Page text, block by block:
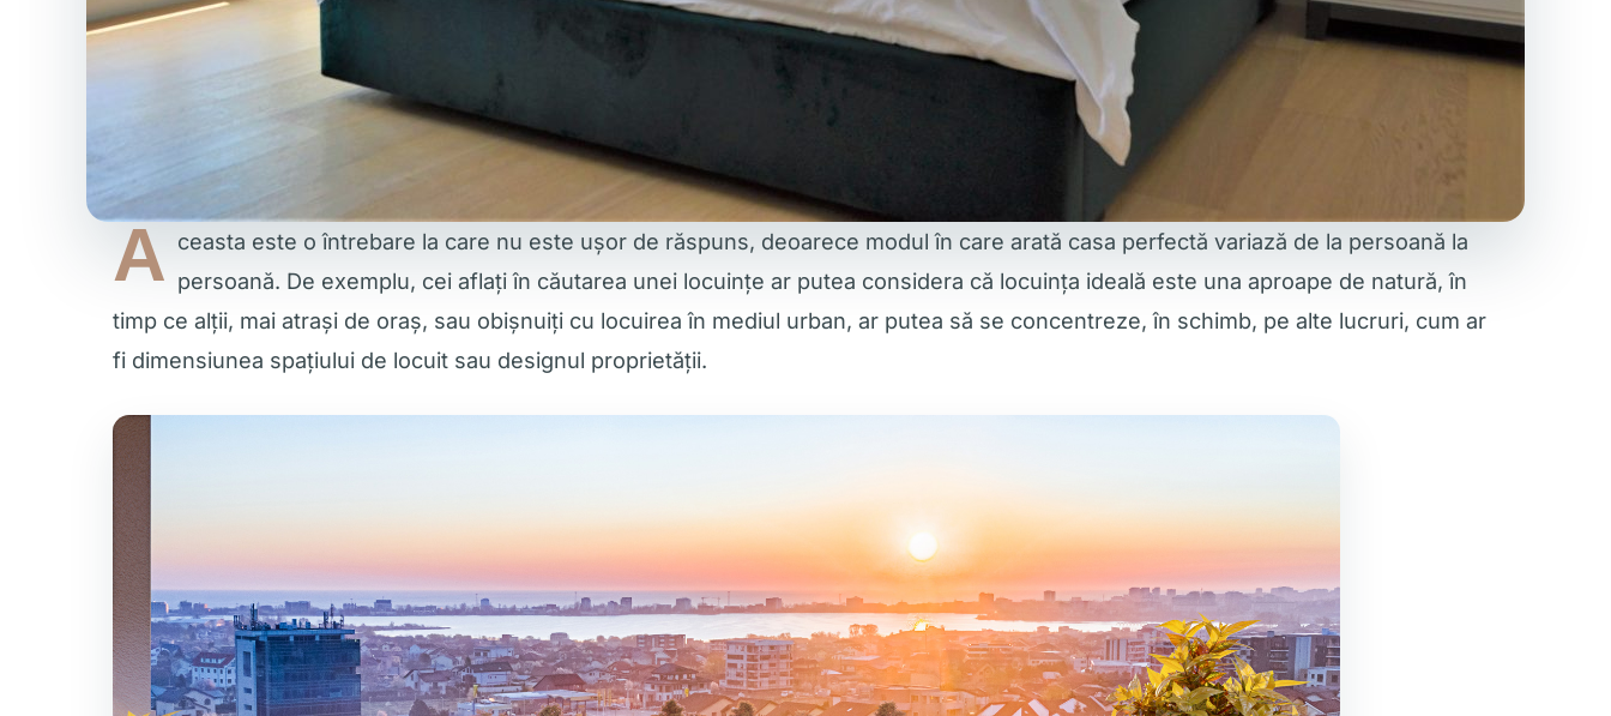
A ceasta este o întrebare la care nu este ușor de răspuns, deoarece modul în care arată casa perfectă variază de la persoană la
persoană. De exemplu, cei aflați în căutarea unei locuințe ar putea considera că locuința ideală este una aproape de natură, în
timp ce alții, mai atrași de oraș, sau obișnuiți cu locuirea în mediul urban, ar putea să se concentreze, în schimb, pe alte lucruri, cum ar
fi dimensiunea spațiului de locuit sau designul proprietății.